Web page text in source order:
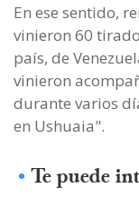
En ese sentido,
vinieron 60
país, de
vinieron
durante varios
en Ushuaia".
Te puede